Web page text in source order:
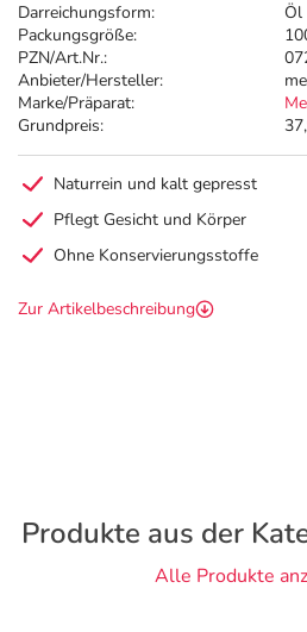
Darreichungsform:
Öl
Packungsgröße:
PZN/Art.Nr.:
Anbieter/Hersteller:
Marke/Präparat:
Grundpreis:
Naturrein und kalt gepresst
Pflegt Gesicht und Körper
Ohne Konservierungsstoffe
Zur Artikelbeschreibung
Produkte aus der
Alle Produkte